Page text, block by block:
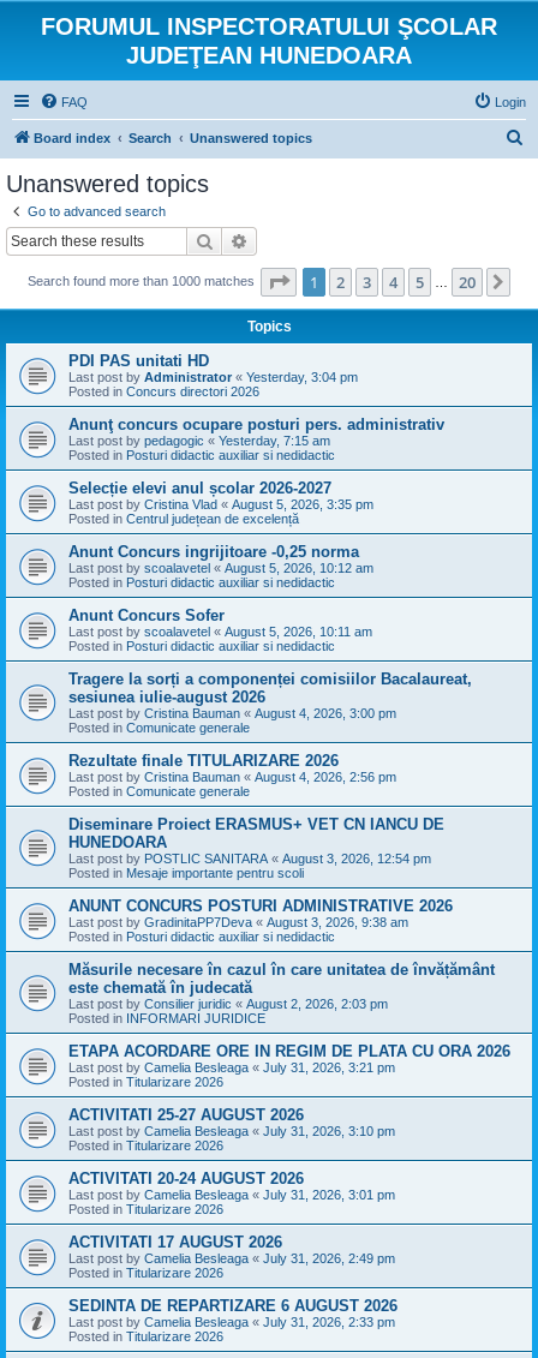
FORUMUL INSPECTORATULUI ŞCOLAR
JUDEŢEAN HUNEDOARA
FAQ Login
Board index Search Unanswered topics
Unanswered topics
Go to advanced search
Search
Search found more than 1000 matches Page 1of 20
1 2 3 4 5 20
Topics
PDI PAS unitati HD
Last post by Administrator « Yesterday, 3:04 pm
Posted in Concurs directori 2026
Anunţ concurs ocupare posturi pers. administrativ
Last post by pedagogic « Yesterday, 7:15 am
Posted in Posturi didactic auxiliar si nedidactic
Selecție elevi anul școlar 2026-2027
Last post by Cristina Vlad « August 5, 2026, 3:35 pm
Posted in Centrul județean de excelență
Anunt Concurs ingrijitoare -0,25 norma
Last post by scoalavetel « August 5, 2026, 10:12 am
Posted in Posturi didactic auxiliar si nedidactic
Anunt Concurs Sofer
Last post by scoalavetel « August 5, 2026, 10:11 am
Posted in Posturi didactic auxiliar si nedidactic
Tragere la sorți a componenței comisiilor Bacalaureat,
sesiunea iulie-august 2026
Last post by Cristina Bauman « August 4, 2026, 3:00 pm
Posted in Comunicate generale
Rezultate finale TITULARIZARE 2026
Last post by Cristina Bauman « August 4, 2026, 2:56 pm
Posted in Comunicate generale
Diseminare Proiect ERASMUS+ VET CN IANCU DE
HUNEDOARA
Last post by POSTLIC SANITARA « August 3, 2026, 12:54 pm
Posted in Mesaje importante pentru scoli
ANUNT CONCURS POSTURI ADMINISTRATIVE 2026
Last post by GradinitaPP7Deva « August 3, 2026, 9:38 am
Posted in Posturi didactic auxiliar si nedidactic
Măsurile necesare în cazul în care unitatea de învățământ
este chemată în judecată
Last post by Consilier juridic « August 2, 2026, 2:03 pm
Posted in INFORMARI JURIDICE
ETAPA ACORDARE ORE IN REGIM DE PLATA CU ORA 2026
Last post by Camelia Besleaga « July 31, 2026, 3:21 pm
Posted in Titularizare 2026
ACTIVITATI 25-27 AUGUST 2026
Last post by Camelia Besleaga « July 31, 2026, 3:10 pm
Posted in Titularizare 2026
ACTIVITATI 20-24 AUGUST 2026
Last post by Camelia Besleaga « July 31, 2026, 3:01 pm
Posted in Titularizare 2026
ACTIVITATI 17 AUGUST 2026
Last post by Camelia Besleaga « July 31, 2026, 2:49 pm
Posted in Titularizare 2026
SEDINTA DE REPARTIZARE 6 AUGUST 2026
Last post by Camelia Besleaga « July 31, 2026, 2:33 pm
Posted in Titularizare 2026